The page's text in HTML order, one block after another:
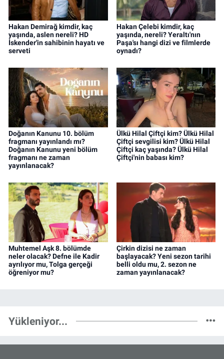
Hakan Demirağ kimdir, kaç
yaşında, aslen nereli? HD
İskender'in sahibinin hayatı ve
serveti
Hakan Çelebi kimdir, kaç
yaşında, nereli? Yeraltı'nın
Paşa'sı hangi dizi ve filmlerde
oynadı?
Doğanın Kanunu 10. bölüm
fragmanı yayınlandı mı?
Doğanın Kanunu yeni bölüm
fragmanı ne zaman
yayınlanacak?
Ülkü Hilal Çiftçi kim? Ülkü Hilal
Çiftçi sevgilisi kim? Ülkü Hilal
Çiftçi kaç yaşında? Ülkü Hilal
Çiftçi'nin babası kim?
Muhtemel Aşk 8. bölümde
neler olacak? Defne ile Kadir
ayrılıyor mu, Tolga gerçeği
öğreniyor mu?
Çirkin dizisi ne zaman
başlayacak? Yeni sezon tarihi
belli oldu mu, 2. sezon ne
zaman yayınlanacak?
Yükleniyor...